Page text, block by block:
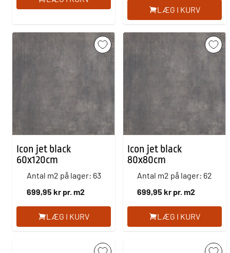
LÆG I KURV
Icon jet black
60x120cm
Antal m2 på lager: 63
699,95 kr pr. m2
LÆG I KURV
Icon jet black
80x80cm
Antal m2 på lager: 62
699,95 kr pr. m2
LÆG I KURV